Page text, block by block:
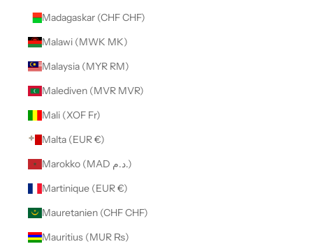
Madagaskar (CHF CHF)
Malawi (MWK MK)
Malaysia (MYR RM)
Malediven (MVR MVR)
Mali (XOF Fr)
Malta (EUR €)
Marokko (MAD د.م.)
Martinique (EUR €)
Mauretanien (CHF CHF)
Mauritius (MUR ₨)